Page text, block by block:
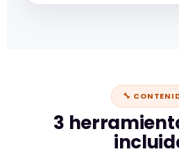
🔧
3